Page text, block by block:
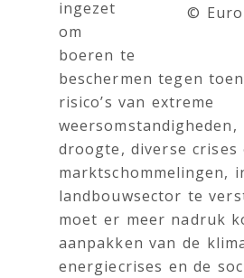
©
ingezet
om
boeren te
beschermen tegen
risico’s van extreme
weersomstandigheden,
droogte, diverse crises
marktschommelingen,
landbouwsector te
moet er meer nadruk
aanpakken van de
energiecrises en de